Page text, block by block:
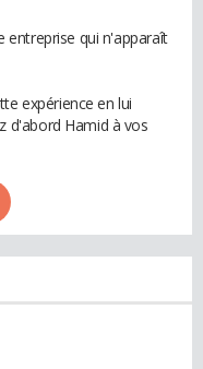
entreprise qui n'apparaît
expérience en lui
d'abord Hamid à vos